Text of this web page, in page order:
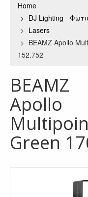
Home
DJ Lighting -
Lasers
BEAMZ Apollo
152.752
BEAMZ
Apollo
Green